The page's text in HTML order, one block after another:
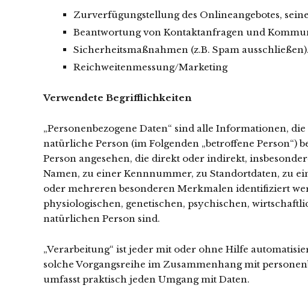
Zurverfügungstellung des Onlineangebotes,
Beantwortung von Kontaktanfragen und
Sicherheitsmaßnahmen (z.B. Spam ausschließen).
Reichweitenmessung/Marketing
Verwendete Begrifflichkeiten
„Personenbezogene Daten“ sind alle Informationen,
natürliche Person (im Folgenden „betroffene Person“)
Person angesehen, die direkt oder indirekt,
Namen, zu einer Kennnummer, zu Standortdaten, zu
oder mehreren besonderen Merkmalen identifiziert
physiologischen, genetischen, psychischen,
natürlichen Person sind.
„Verarbeitung“ ist jeder mit oder ohne Hilfe
solche Vorgangsreihe im Zusammenhang mit
umfasst praktisch jeden Umgang mit Daten.